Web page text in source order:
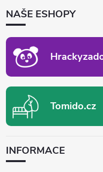
ANAŠE ESHOPY
Tomido.cz
INFORMACE